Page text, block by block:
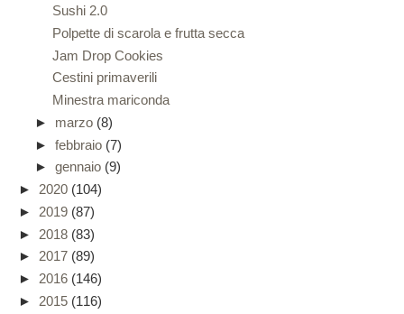
Sushi 2.0
Polpette di scarola e frutta secca
Jam Drop Cookies
Cestini primaverili
Minestra mariconda
► marzo (8)
► febbraio (7)
► gennaio (9)
► 2020 (104)
► 2019 (87)
► 2018 (83)
► 2017 (89)
► 2016 (146)
► 2015 (116)